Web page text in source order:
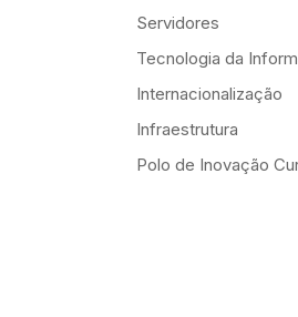
Servidores
Tecnologia da
Internacionalização
Infraestrutura
Polo de Inovação